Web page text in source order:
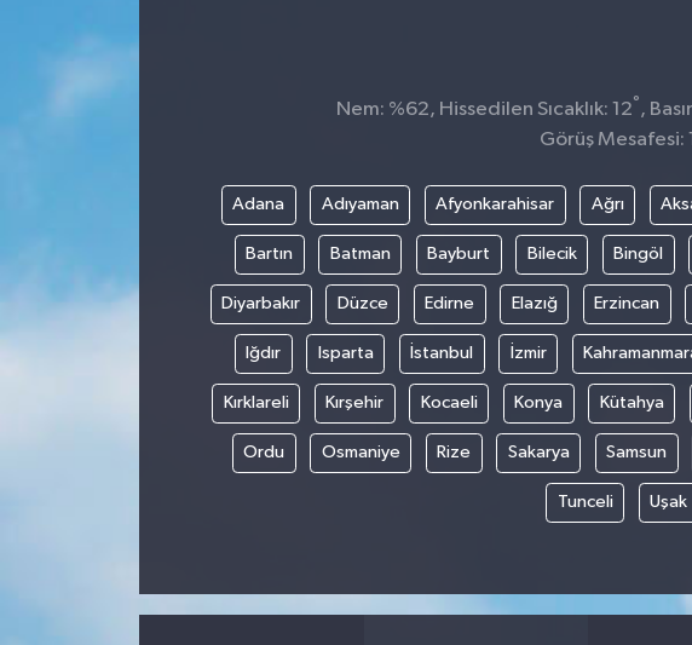
Nem: %62, Hissedilen Sıcaklık: 12° ,
Görüş Mesafesi:
Adana Adıyaman Afyonkarahisar Ağrı
Bartın Batman Bayburt Bilecik Bingöl
Diyarbakır Düzce Edirne Elazığ Erzincan
Iğdır Isparta İstanbul İzmir
Kırklareli Kırşehir Kocaeli Konya Kütahya
Ordu Osmaniye Rize Sakarya Samsun
Tunceli Uşak
OTOMOBİL